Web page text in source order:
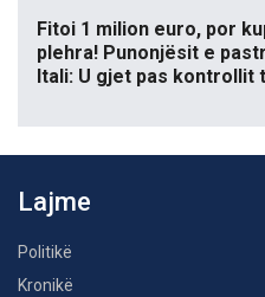
Fitoi 1 milion euro, por
plehra! Punonjësit e
Itali: U gjet pas kontrollit
Lajme
Politikë
Kronikë